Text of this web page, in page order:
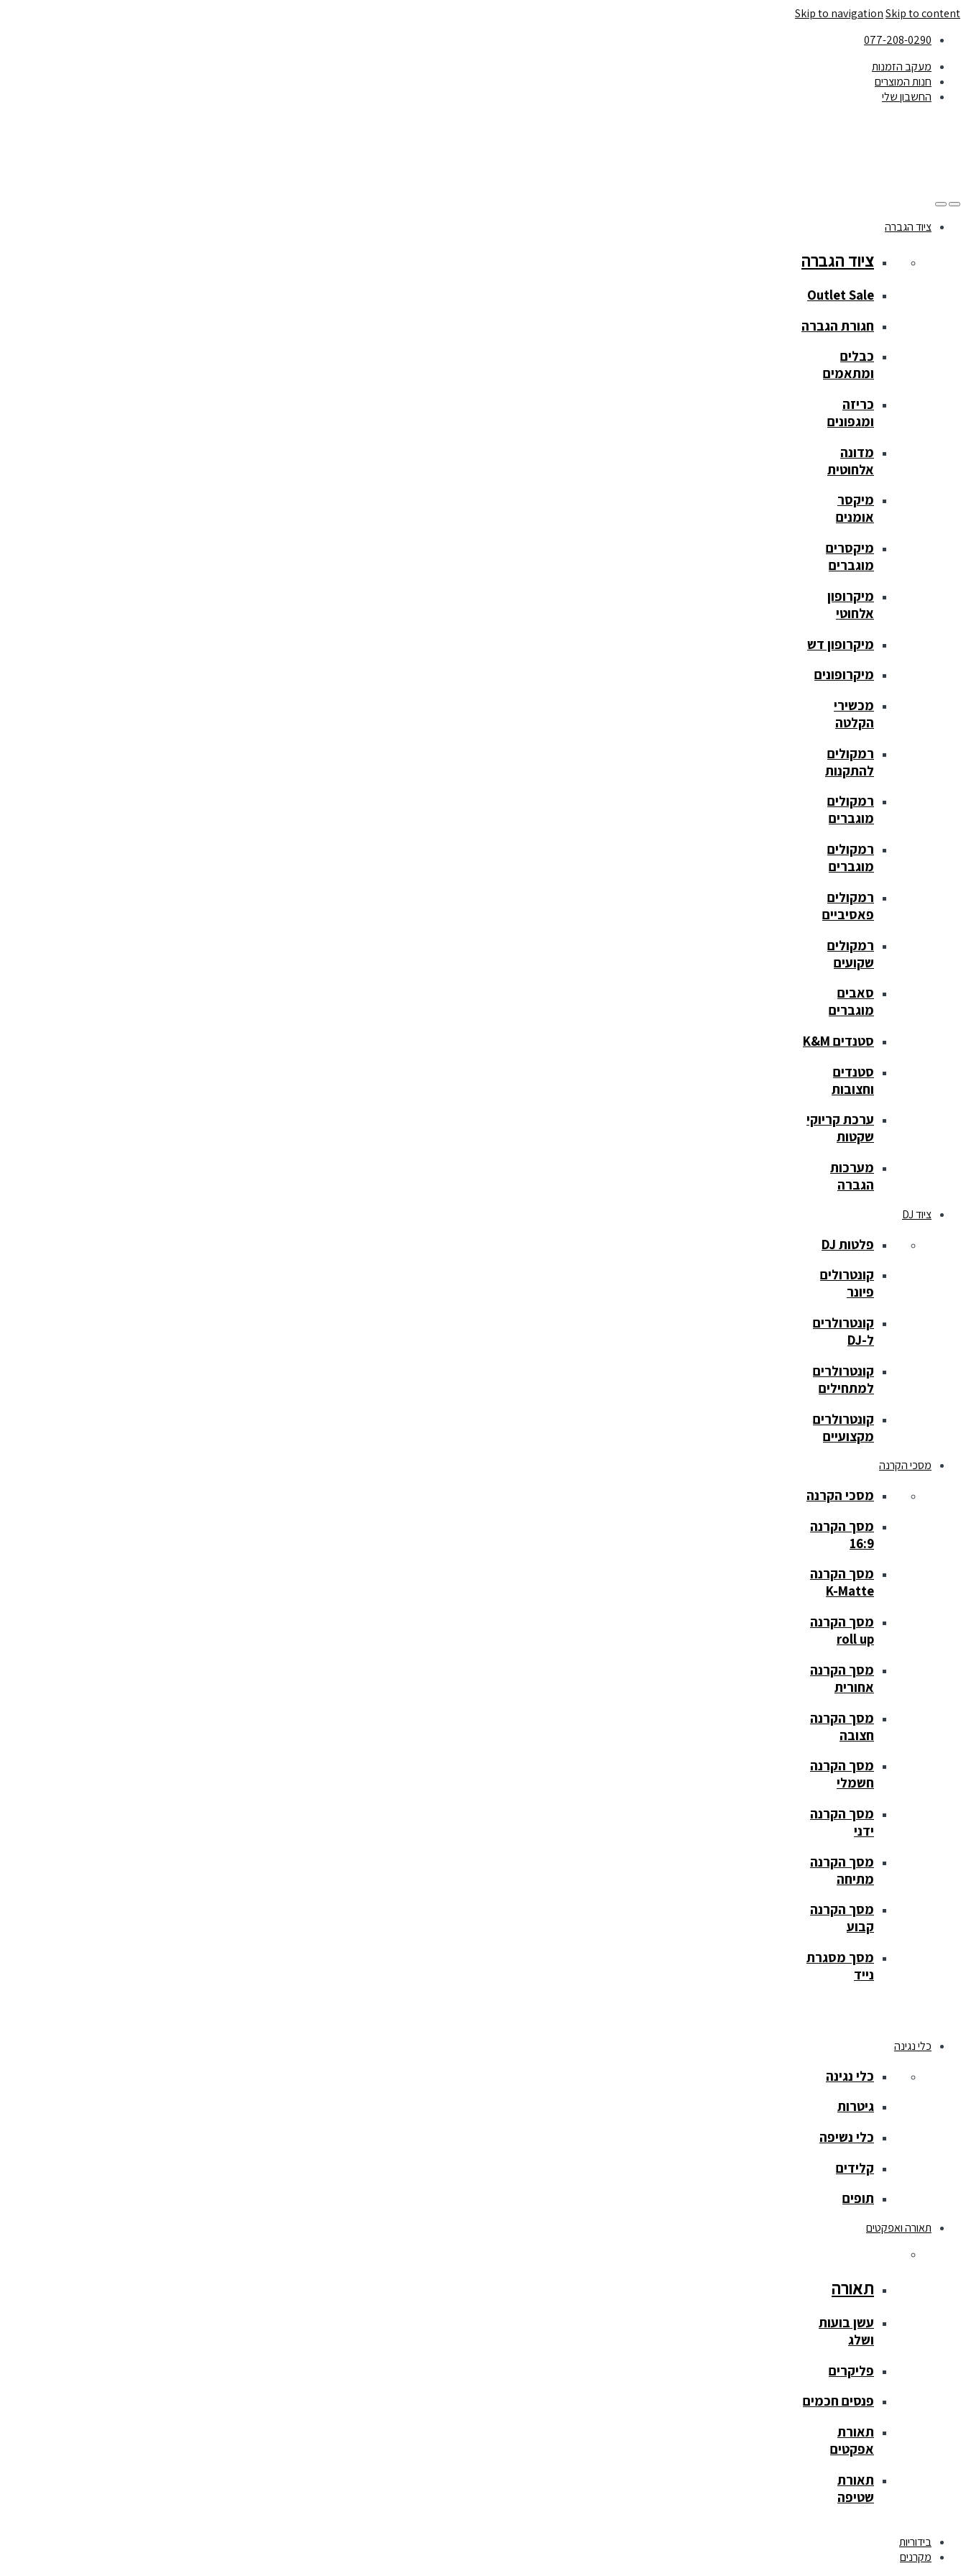
Skip to navigationSkip to content
077-208-0290
מעקב הזמנות
חנות המוצרים
החשבון שלי
ציוד הגברה
ציוד הגברה
Outlet Sale
חגורת הגברה
כבלים
ומתאמים
כריזה
ומגפונים
מדונה
אלחוטית
מיקסר
אומנים
מיקסרים
מוגברים
מיקרופון
אלחוטי
מיקרופון דש
מיקרופונים
מכשירי
הקלטה
רמקולים
להתקנות
רמקולים
מוגברים
רמקולים
מוגברים
רמקולים
פאסיביים
רמקולים
שקועים
סאבים
מוגברים
סטנדים K&M
סטנדים
וחצובות
ערכת קריוקי
שקטות
מערכות
הגברה
ציוד DJ
פלטות DJ
קונטרולים
פיונר
קונטרולרים
ל-DJ
קונטרולרים
למתחילים
קונטרולרים
מקצועיים
מסכי הקרנה
מסכי הקרנה
מסך הקרנה
16:9
מסך הקרנה
K-Matte
מסך הקרנה
roll up
מסך הקרנה
אחורית
מסך הקרנה
חצובה
מסך הקרנה
חשמלי
מסך הקרנה
ידני
מסך הקרנה
מתיחה
מסך הקרנה
קבוע
מסך מסגרת
נייד
כלי נגינה
כלי נגינה
גיטרות
כלי נשיפה
קלידים
תופים
תאורה ואפקטים
תאורה
עשן בועות
ושלג
פליקרים
פנסים חכמים
תאורת
אפקטים
תאורת
שטיפה
בידוריות
מקרנים